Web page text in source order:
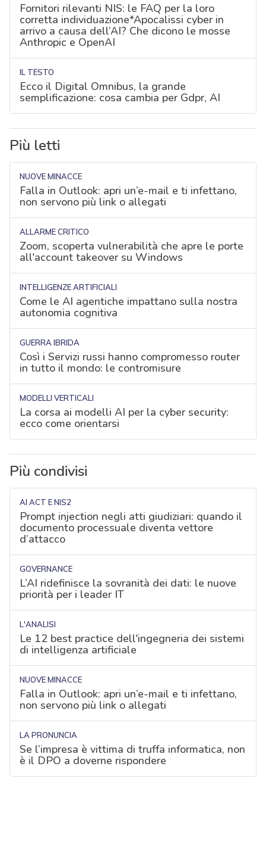
Fornitori rilevanti NIS: le FAQ per la loro
corretta individuazione*Apocalissi cyber in
arrivo a causa dell’AI? Che dicono le mosse
Anthropic e OpenAI
IL TESTO
Ecco il Digital Omnibus, la grande
semplificazione: cosa cambia per Gdpr, AI
Più letti
NUOVE MINACCE
Falla in Outlook: apri un’e-mail e ti infettano,
non servono più link o allegati
ALLARME CRITICO
Zoom, scoperta vulnerabilità che apre le porte
all'account takeover su Windows
INTELLIGENZE ARTIFICIALI
Come le AI agentiche impattano sulla nostra
autonomia cognitiva
GUERRA IBRIDA
Così i Servizi russi hanno compromesso router
in tutto il mondo: le contromisure
MODELLI VERTICALI
La corsa ai modelli AI per la cyber security:
ecco come orientarsi
Più condivisi
AI ACT E NIS2
Prompt injection negli atti giudiziari: quando il
documento processuale diventa vettore
d’attacco
GOVERNANCE
L’AI ridefinisce la sovranità dei dati: le nuove
priorità per i leader IT
L'ANALISI
Le 12 best practice dell'ingegneria dei sistemi
di intelligenza artificiale
NUOVE MINACCE
Falla in Outlook: apri un’e-mail e ti infettano,
non servono più link o allegati
LA PRONUNCIA
Se l’impresa è vittima di truffa informatica, non
è il DPO a doverne rispondere